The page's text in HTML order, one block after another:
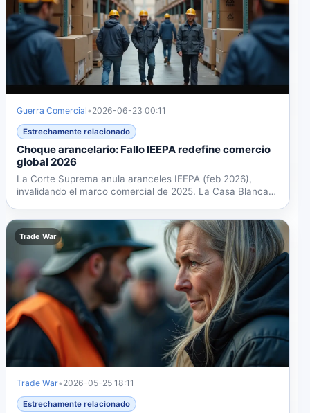
Guerra Comercial• 2026-06-23 00:11
Estrechamente relacionado
Choque arancelario: Fallo IEEPA redefine comercio
global 2026
La Corte Suprema anula aranceles IEEPA (feb 2026),
invalidando el marco comercial de 2025. La Casa Blanca
Trade War
Trade War• 2026-05-25 18:11
Estrechamente relacionado